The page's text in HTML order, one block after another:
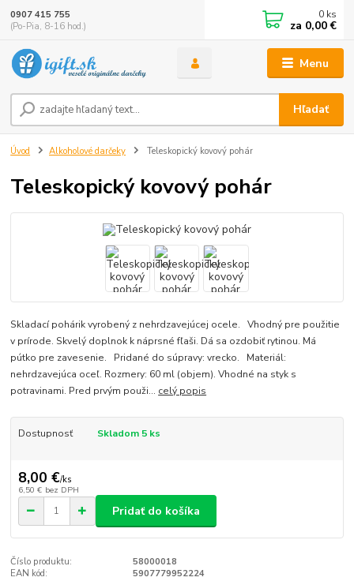
Menu
Hľadať
0907 415 755
(Po-Pia, 8-16 hod.)
0 ks
za 0,00 €
Úvod Alkoholové darčeky Teleskopický kovový pohár
Teleskopický kovový pohár
Skladací pohárik vyrobený z nehrdzavejúcej ocele. Vhodný pre použitie
v prírode. Skvelý doplnok k náprsné fľaši. Dá sa ozdobiť rytinou. Má
pútko pre zavesenie. Pridané do súpravy: vrecko. Materiál:
nehrdzavejúca oceľ. Rozmery: 60 ml (objem). Vhodné na styk s
potravinami. Pred prvým použi... celý popis
Dostupnosť Skladom 5 ks
8,00 €/ks
6,50 € bez DPH
Pridať do košíka
Číslo produktu:
58000018
EAN kód:
5907779952224